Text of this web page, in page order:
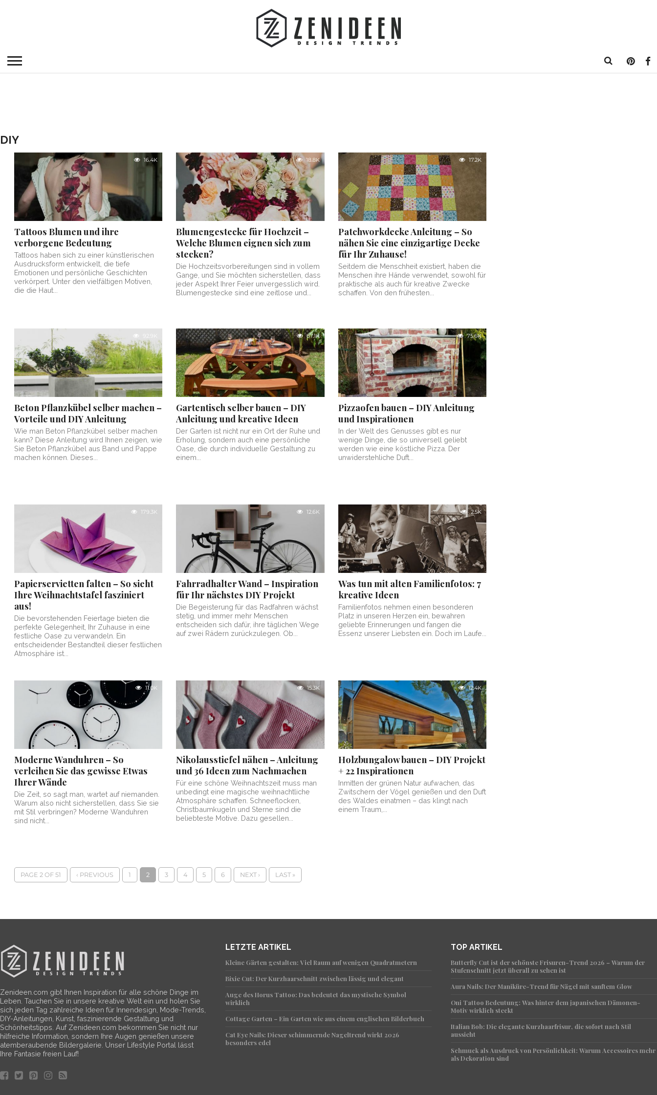
DIY
16.4K
Tattoos Blumen und ihre
verborgene Bedeutung
Tattoos haben sich zu einer künstlerischen
Ausdrucksform entwickelt, die tiefe
Emotionen und persönliche Geschichten
verkörpert. Unter den vielfältigen Motiven,
die die Haut...
18.8K
Blumengestecke für Hochzeit –
Welche Blumen eignen sich zum
stecken?
Die Hochzeitsvorbereitungen sind in vollem
Gange, und Sie möchten sicherstellen, dass
jeder Aspekt Ihrer Feier unvergesslich wird.
Blumengestecke sind eine zeitlose und...
17.2K
Patchworkdecke Anleitung – So
nähen Sie eine einzigartige Decke
für Ihr Zuhause!
Seitdem die Menschheit existiert, haben die
Menschen ihre Hände verwendet, sowohl für
praktische als auch für kreative Zwecke
schaffen. Von den frühesten...
92.9K
Beton Pflanzkübel selber machen –
Vorteile und DIY Anleitung
Wie man Beton Pflanzkübel selber machen
kann? Diese Anleitung wird Ihnen zeigen, wie
Sie Beton Pflanzkübel aus Band und Pappe
machen können. Dieses...
87.1K
Gartentisch selber bauen – DIY
Anleitung und kreative Ideen
Der Garten ist nicht nur ein Ort der Ruhe und
Erholung, sondern auch eine persönliche
Oase, die durch individuelle Gestaltung zu
einem...
75.6K
Pizzaofen bauen – DIY Anleitung
und Inspirationen
In der Welt des Genusses gibt es nur
wenige Dinge, die so universell geliebt
werden wie eine köstliche Pizza. Der
unwiderstehliche Duft...
179.3K
Papierservietten falten – So sieht
Ihre Weihnachtstafel fasziniert
aus!
Die bevorstehenden Feiertage bieten die
perfekte Gelegenheit, Ihr Zuhause in eine
festliche Oase zu verwandeln. Ein
entscheidender Bestandteil dieser festlichen
Atmosphäre ist...
12.6K
Fahrradhalter Wand – Inspiration
für Ihr nächstes DIY Projekt
Die Begeisterung für das Radfahren wächst
stetig, und immer mehr Menschen
entscheiden sich dafür, ihre täglichen Wege
auf zwei Rädern zurückzulegen. Ob...
2.5K
Was tun mit alten Familienfotos: 7
kreative Ideen
Familienfotos nehmen einen besonderen
Platz in unseren Herzen ein, bewahren
geliebte Erinnerungen und fangen die
Essenz unserer Liebsten ein. Doch im Laufe...
11.0K
Moderne Wanduhren – So
verleihen Sie das gewisse Etwas
Ihrer Wände
Die Zeit, so sagt man, wartet auf niemanden.
Warum also nicht sicherstellen, dass Sie sie
mit Stil verbringen? Moderne Wanduhren
sind nicht...
15.3K
Nikolausstiefel nähen – Anleitung
und 36 Ideen zum Nachmachen
Für eine schöne Weihnachtszeit muss man
unbedingt eine magische weihnachtliche
Atmosphäre schaffen. Schneeflocken,
Christbaumkugeln und Sterne sind die
beliebteste Motive. Dazu gesellen...
12.4K
Holzbungalow bauen – DIY Projekt
+ 22 Inspirationen
Inmitten der grünen Natur aufwachen, das
Zwitschern der Vögel genießen und den Duft
des Waldes einatmen – das klingt nach
einem Traum,...
PAGE 2 OF 51 ‹ PREVIOUS 1 2 3 4 5 6 NEXT › LAST »
Zenideen.com gibt Ihnen Inspiration für alle schöne Dinge im
Leben. Tauchen Sie in unsere kreative Welt ein und holen Sie
sich jeden Tag zahlreiche Ideen für Innendesign, Mode-Trends,
DIY-Anleitungen, Kunst, faszinierende Gestaltung und
Schönheitstipps. Auf Zenideen.com bekommen Sie nicht nur
hilfreiche Information, sondern Ihre Augen genießen unsere
atemberaubende Bildergalerie. Unser Lifestyle Portal lässt
Ihre Fantasie freien Lauf!
LETZTE ARTIKEL
Kleine Gärten gestalten: Viel Raum auf wenigen Quadratmetern
Bixie Cut: Der Kurzhaarschnitt zwischen lässig und elegant
Auge des Horus Tattoo: Das bedeutet das mystische Symbol
wirklich
Cottage Garten – Ein Garten wie aus einem englischen Bilderbuch
Cat Eye Nails: Dieser schimmernde Nageltrend wirkt 2026
besonders edel
TOP ARTIKEL
Butterfly Cut ist der schönste Frisuren-Trend 2026 – Warum der
Stufenschnitt jetzt überall zu sehen ist
Aura Nails: Der Maniküre-Trend für Nägel mit sanftem Glow
Oni Tattoo Bedeutung: Was hinter dem japanischen Dämonen-
Motiv wirklich steckt
Italian Bob: Die elegante Kurzhaarfrisur, die sofort nach Stil
aussieht
Schmuck als Ausdruck von Persönlichkeit: Warum Accessoires mehr
als Dekoration sind